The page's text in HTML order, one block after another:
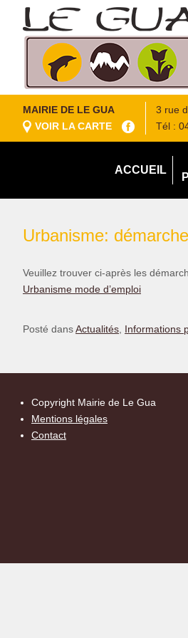
MAIRIE DE LE GUA
VOIR LA CARTE
3 rue
Tél :
ACCUEIL
Urbanisme:
Veuillez trouver ci-après les
Urbanisme mode d’emploi
Posté dansActualités Informations
Copyright Mairie de Le Gua
Mentions légales
Contact